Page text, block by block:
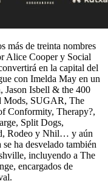
más de treinta nombres
Alice Cooper y Social
en la capital del
con Imelda May en un
Jason Isbell & the 400
Mods, SUGAR, The
Conformity, Therapy?,
Split Dogs,
Rodeo y Nhil… y aún
ha desvelado también
incluyendo a The
encargados de